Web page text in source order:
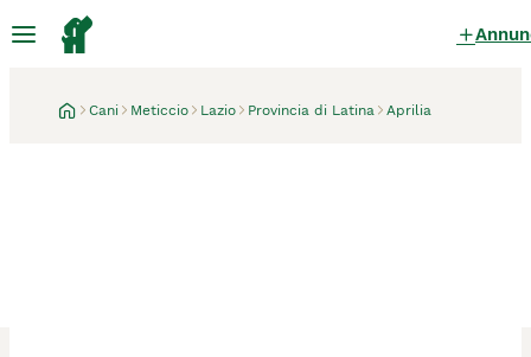
Cani Meticcio Lazio Provincia di Latina Aprilia